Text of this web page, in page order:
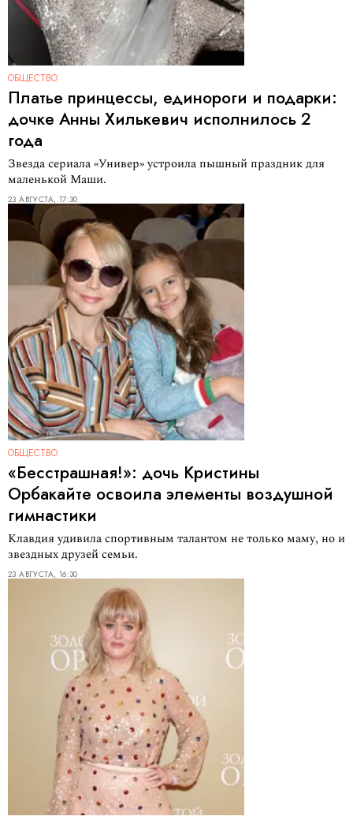
ОБЩЕСТВО
Платье принцессы, единороги и подарки:
дочке Анны Хилькевич исполнилось 2
года
Звезда сериала «Универ» устроила пышный праздник для
маленькой Маши.
23 АВГУСТА, 17:30
ОБЩЕСТВО
«Бесстрашная!»: дочь Кристины
Орбакайте освоила элементы воздушной
гимнастики
Клавдия удивила спортивным талантом не только маму, но и
звездных друзей семьи.
23 АВГУСТА, 16:30